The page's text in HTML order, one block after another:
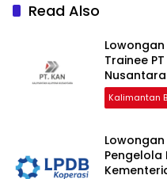
Read Also
Trainee
Kalimantan
Pengelola